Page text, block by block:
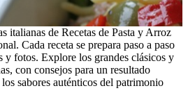
italianas de Recetas de Pasta y Arroz
Cada receta se prepara paso a paso
y fotos. Explore los grandes clásicos y
con consejos para un resultado
sabores auténticos del patrimonio